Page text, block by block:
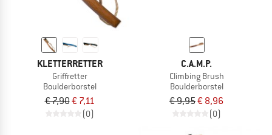
KLETTERRETTER
Griffretter
Boulderborstel
€ 7,90€ 7,11
(0)
C.A.M.P.
Climbing Brush
Boulderborstel
€ 9,95€ 8,96
(0)